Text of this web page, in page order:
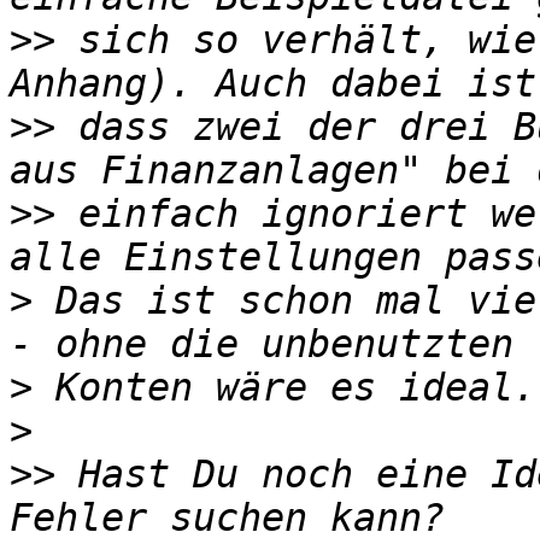
>> sich so verhält,
>> dass zwei der drei
>> einfach ignoriert
> Das ist schon mal
>
>
>> Hast Du noch eine